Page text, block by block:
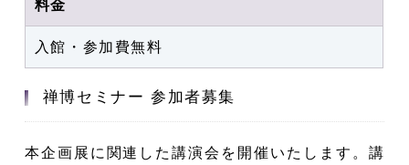
料金
入館・参加費無料
禅博セミナー 参加者募集
本企画展に関連した講演会を開催いたします。講